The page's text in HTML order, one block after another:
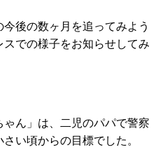
後の数ヶ月を追ってみよう
での様子をお知らせしてみ
ん」は、二児のパパで警察
い頃からの目標でした。